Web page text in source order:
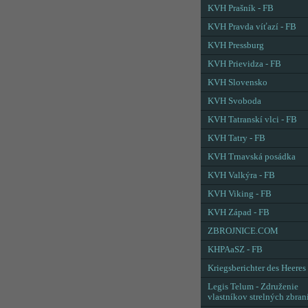
KVH Prašník - FB
KVH Pravda víťazí - FB
KVH Pressburg
KVH Prievidza - FB
KVH Slovensko
KVH Svoboda
KVH Tatranskí vlci - FB
KVH Tatry - FB
KVH Trnavská posádka
KVH Valkýra - FB
KVH Viking - FB
KVH Západ - FB
ZBROJNICE.COM
KHPAaSZ - FB
Kriegsberichter des Heeres
Legis Telum - Združenie
vlastníkov strelných